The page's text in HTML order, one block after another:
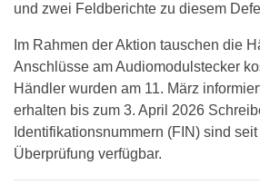
und zwei Feldberichte zu diesem
Im Rahmen der Aktion tauschen die
Anschlüsse am Audiomodulstecker
Händler wurden am 11. März
erhalten bis zum 3. April 2026
Identifikationsnummern (FIN) sind
Überprüfung verfügbar.